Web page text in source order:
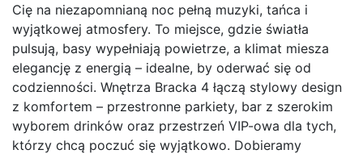
Cię na niezapomnianą noc pełną muzyki, tańca i
wyjątkowej atmosfery. To miejsce, gdzie światła
pulsują, basy wypełniają powietrze, a klimat miesza
elegancję z energią – idealne, by oderwać się od
codzienności. Wnętrza Bracka 4 łączą stylowy design
z komfortem – przestronne parkiety, bar z szerokim
wyborem drinków oraz przestrzeń VIP-owa dla tych,
którzy chcą poczuć się wyjątkowo. Dobieramy